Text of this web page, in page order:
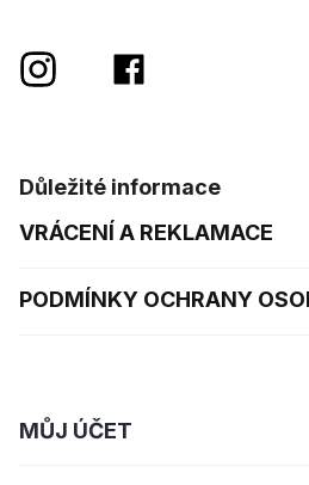
Důležité informace
VRÁCENÍ A REKLAMACE
PODMÍNKY OCHRANY
MŮJ ÚČET